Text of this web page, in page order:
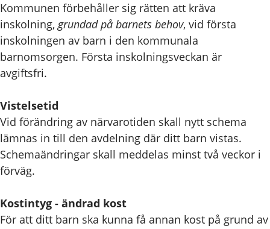
Kommunen förbehåller sig rätten att kräva
inskolning,grundad på barnets behov, vid första
inskolningen av barn i den kommunala
barnomsorgen. Första inskolningsveckan är
avgiftsfri.
Vistelsetid
Vid förändring av närvarotiden skall nytt schema
lämnas in till den avdelning där ditt barn vistas.
Schemaändringar skall meddelas minst två veckor i
förväg.
Kostintyg - ändrad kost
För att ditt barn ska kunna få annan kost på grund av